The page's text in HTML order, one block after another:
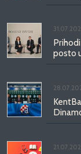
posto